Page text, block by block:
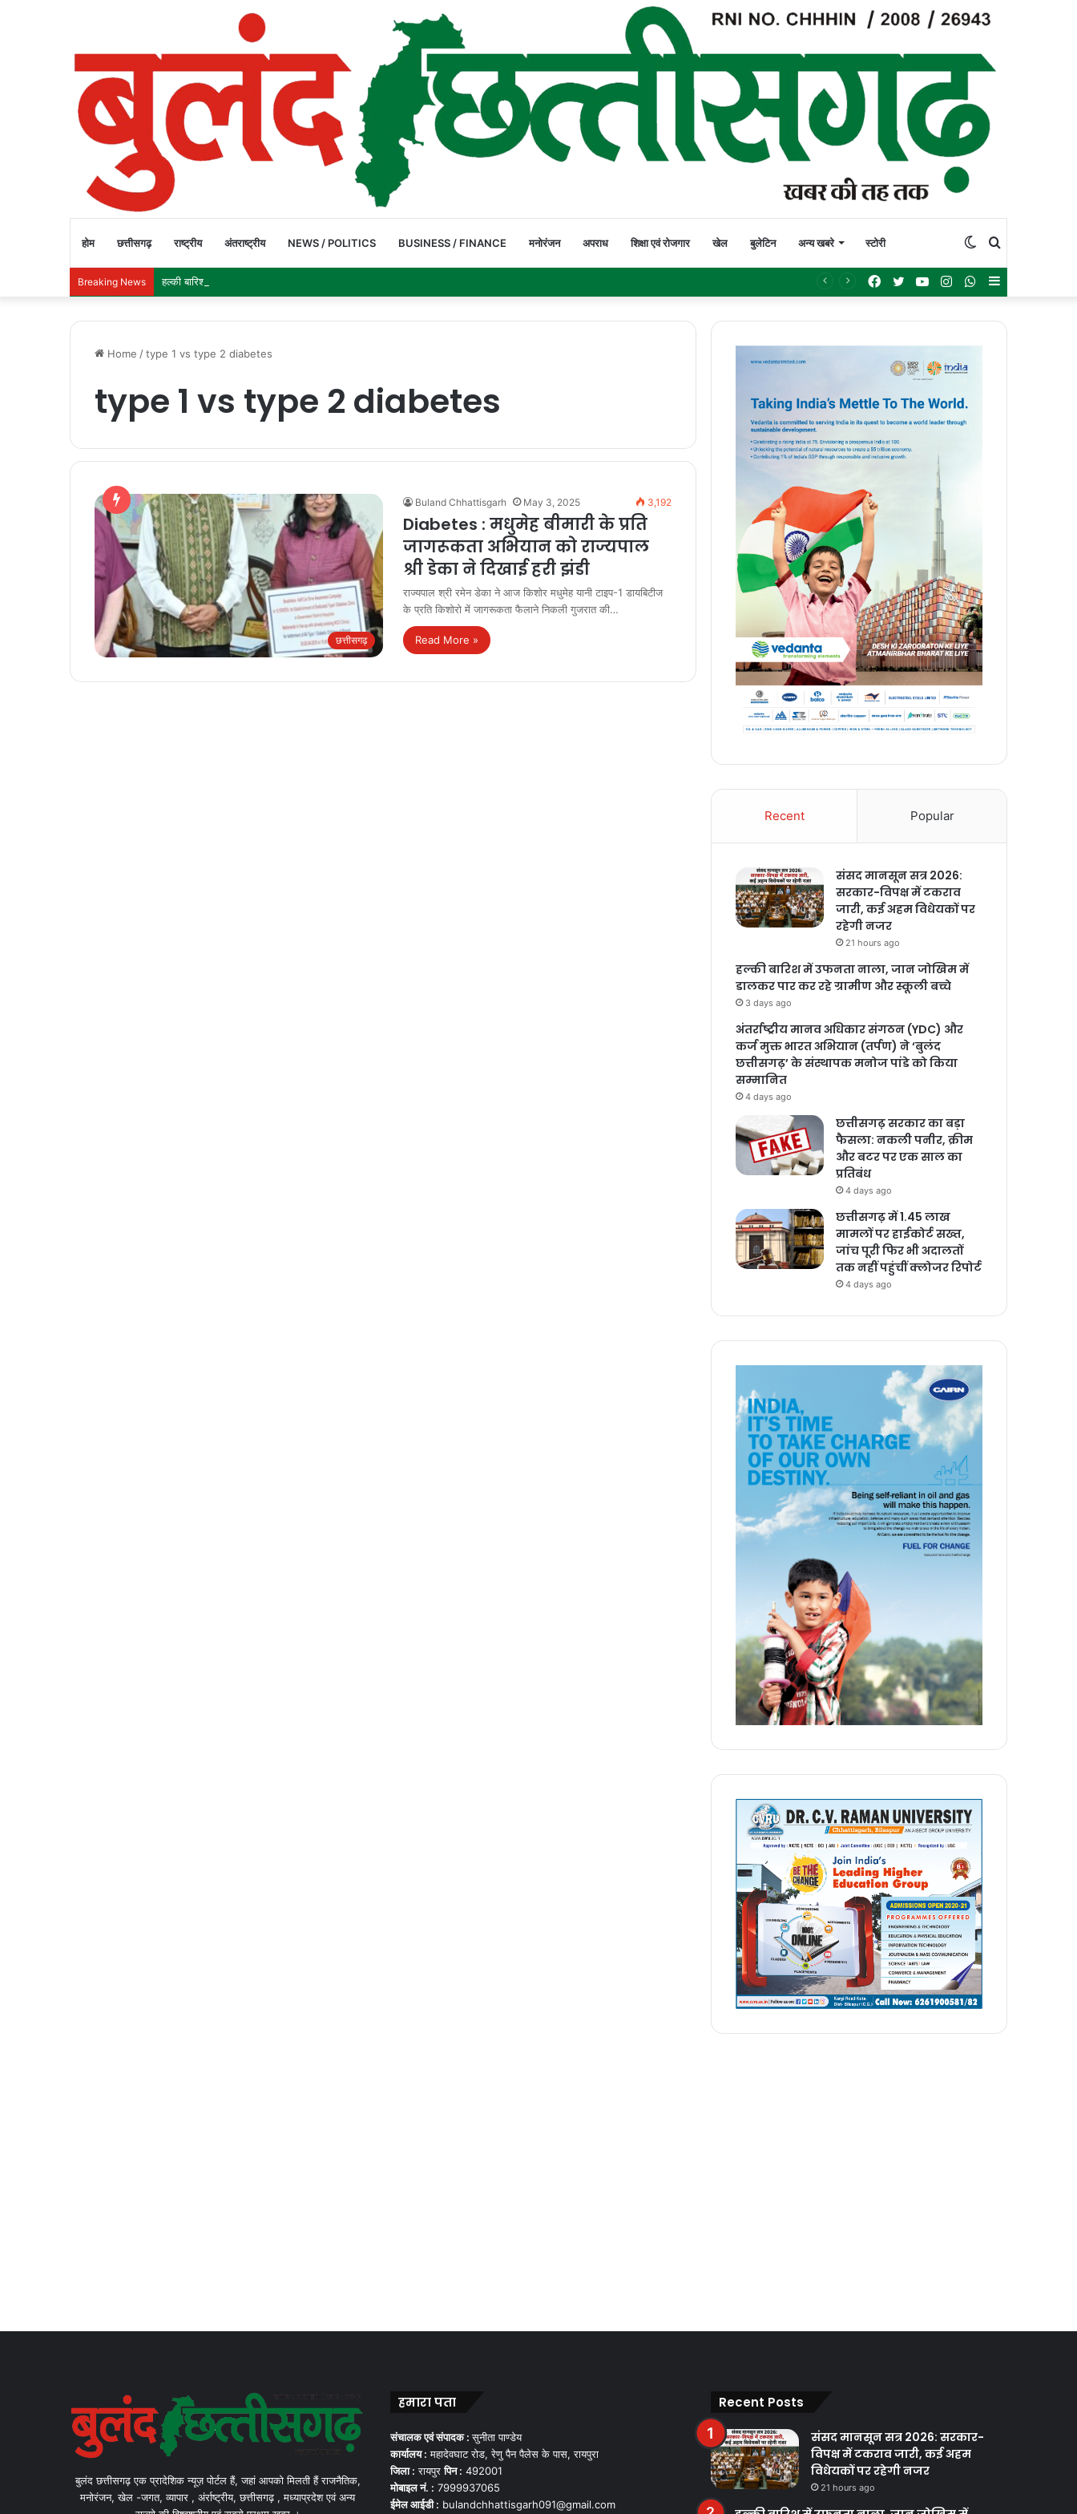
होम छत्तीसगढ़ राष्ट्रीय अंतराष्ट्रीय NEWS / POLITICS BUSINESS / FINANCE मनोरंजन अपराध शिक्षा एवं रोजगार खेल बुलेटिन अन्य खबरे स्टोरी Search
Switch
Breaking News हल्की बारिश में उफनता नाला, जान जोखिम में डालकर पार कर रहे ग्रामीण और स्कूली बच्चे WhatsApp
Instagram
YouTube
Twitter
Facebook
Home /type 1 vs type 2 diabetes
type 1 vs type 2 diabetes
छत्तीसगढ़
Buland Chhattisgarh May 3, 2025 3,192
Diabetes : मधुमेह बीमारी के प्रति
जागरूकता अभियान को राज्यपाल
श्री डेका ने दिखाई हरी झंडी
राज्यपाल श्री रमेन डेका ने आज किशोर मधुमेह यानी टाइप-1 डायबिटीज
के प्रति किशोरो में जागरूकता फैलाने निकली गुजरात की…
Read More »
Recent Popular
संसद मानसून सत्र 2026:
सरकार-विपक्ष में टकराव
जारी, कई अहम विधेयकों पर
रहेगी नजर
21 hours ago
हल्की बारिश में उफनता नाला, जान जोखिम में
डालकर पार कर रहे ग्रामीण और स्कूली बच्चे
3 days ago
अंतर्राष्ट्रीय मानव अधिकार संगठन (YDC) और
कर्ज मुक्त भारत अभियान (तर्पण) ने ‘बुलंद
छत्तीसगढ़’ के संस्थापक मनोज पांडे को किया
सम्मानित
4 days ago
छत्तीसगढ़ सरकार का बड़ा
फैसला: नकली पनीर, क्रीम
और बटर पर एक साल का
प्रतिबंध
4 days ago
छत्तीसगढ़ में 1.45 लाख
मामलों पर हाईकोर्ट सख्त,
जांच पूरी फिर भी अदालतों
तक नहीं पहुंचीं क्लोजर रिपोर्ट
4 days ago
बुलंद छत्तीसगढ़ एक प्रादेशिक न्यूज़ पोर्टल हैं, जहां आपको मिलती हैं राजनैतिक,
मनोरंजन, खेल -जगत, व्यापार , अंर्राष्ट्रीय, छत्तीसगढ़ , मध्याप्रदेश एवं अन्य
हमारा पता
संचालक एवं संपादक :सुनीता पाण्डेय
कार्यालय : महादेवघाट रोड, रेणु पैन पैलेस के पास, रायपुरा
जिला : रायपुरपिन : 492001
मोबाइल नं. : 7999937065
ईमेल आईडी : bulandchhattisgarh091@gmail.com
Recent Posts
संसद मानसून सत्र 2026: सरकार-
विपक्ष में टकराव जारी, कई अहम
विधेयकों पर रहेगी नजर
21 hours ago